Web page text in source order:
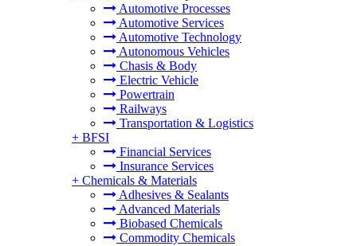
Automotive Processes
Automotive Services
Automotive Technology
Autonomous Vehicles
Chasis & Body
Electric Vehicle
Powertrain
Railways
Transportation & Logistics
+ BFSI
Financial Services
Insurance Services
+ Chemicals & Materials
Adhesives & Sealants
Advanced Materials
Biobased Chemicals
Commodity Chemicals